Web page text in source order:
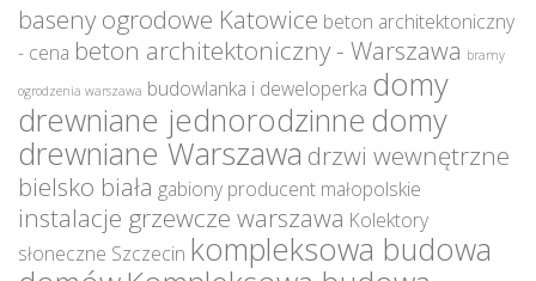
baseny ogrodowe Katowice beton architektoniczny
- cena beton architektoniczny - Warszawa bramy
ogrodzenia warszawa budowlanka i deweloperka domy
drewniane jednorodzinne domy
drewniane Warszawa drzwi wewnętrzne
bielsko biała gabiony producent małopolskie
instalacje grzewcze warszawa Kolektory
słoneczne Szczecin kompleksowa budowa